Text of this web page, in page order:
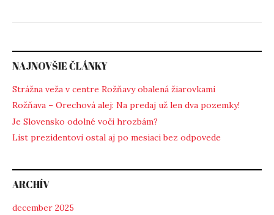
NAJNOVŠIE ČLÁNKY
Strážna veža v centre Rožňavy obalená žiarovkami
Rožňava – Orechová alej: Na predaj už len dva pozemky!
Je Slovensko odolné voči hrozbám?
List prezidentovi ostal aj po mesiaci bez odpovede
ARCHÍV
december 2025